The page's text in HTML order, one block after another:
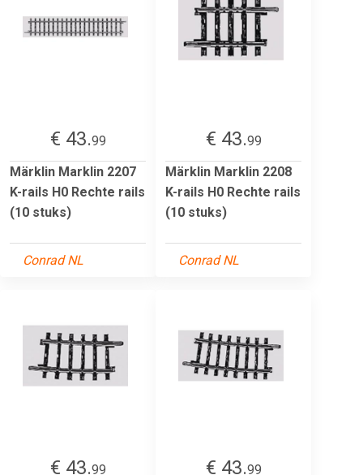
€ 43.99
Märklin Marklin 2207
K-rails H0 Rechte rails
(10 stuks)
Conrad NL
€ 43.99
Märklin Marklin 2208
K-rails H0 Rechte rails
(10 stuks)
Conrad NL
€ 43.99 € 43.99